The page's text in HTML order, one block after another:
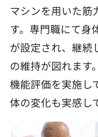
マシンを用いた筋
す。専門職にて身
が設定され、継続
の維持が図れます
機能評価を実施し
体の変化も実感し